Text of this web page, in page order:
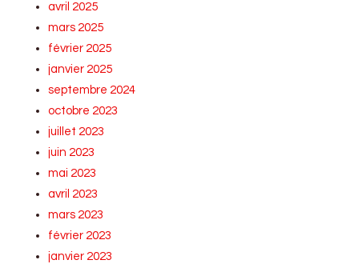
avril 2025
mars 2025
février 2025
janvier 2025
septembre 2024
octobre 2023
juillet 2023
juin 2023
mai 2023
avril 2023
mars 2023
février 2023
janvier 2023